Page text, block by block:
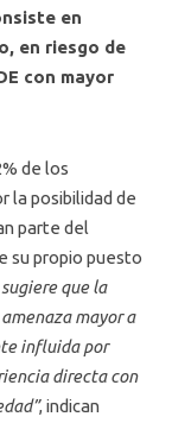
en
en riesgo de
con mayor
de los
la posibilidad de
parte del
su propio puesto
que la
mayor a
influida por
directa con
, indican